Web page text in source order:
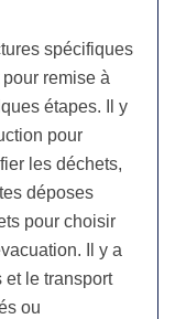
spécifiques
remise à
étapes. Il y
pour
les déchets,
déposes
pour choisir
Il y a
et le transport
ou